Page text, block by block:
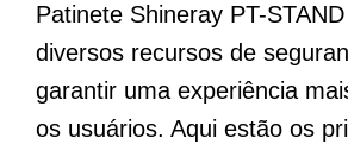
Patinete Shineray PT-
diversos recursos de
garantir uma experiência
os usuários. Aqui estão os